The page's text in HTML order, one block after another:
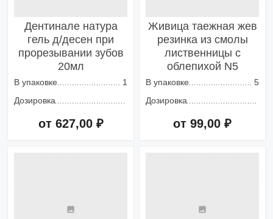
Дентинале натура
гель д/десен при
прорезывании зубов
20мл
В упаковке
1
Дозировка
от 627,00 ₽
Живица таежная жев
резинка из смолы
лиственницы с
облепихой N5
В упаковке
5
Дозировка
от 99,00 ₽